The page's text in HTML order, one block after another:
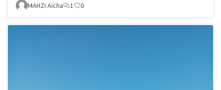
MAHZI Aïcha
1 0